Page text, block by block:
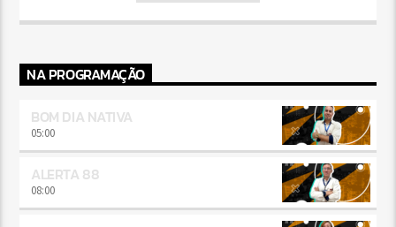
NA PROGRAMAÇÃO
BOM DIA NATIVA
05:00
ALERTA 88
08:00